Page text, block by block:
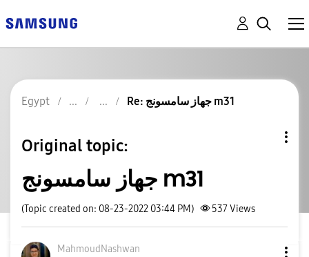
Egypt Re: جهاز سامسونج m31
Original topic:
جهاز سامسونج m31
(Topic created on: 08-23-2022 03:44 PM) 537Views
MahmoudNashwan